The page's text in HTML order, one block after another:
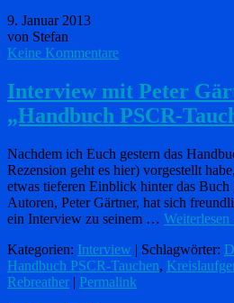
9. Januar 2013
von Stefan
Keine Kommentare
Interview mit Peter
„Handbuch PSCR-
Nachdem ich Euch gestern das
Rezension geht es hier) vorgestellt
etwas tieferen Einblick hinter das Buch
Autoren, Peter Gärtner, hat sich
ein Interview zu seinem … Weiterlesen
Kategorien: Interview | Schlagwörter:
Handbuch PSCR-Tauchen,
Rebreather | Permalink